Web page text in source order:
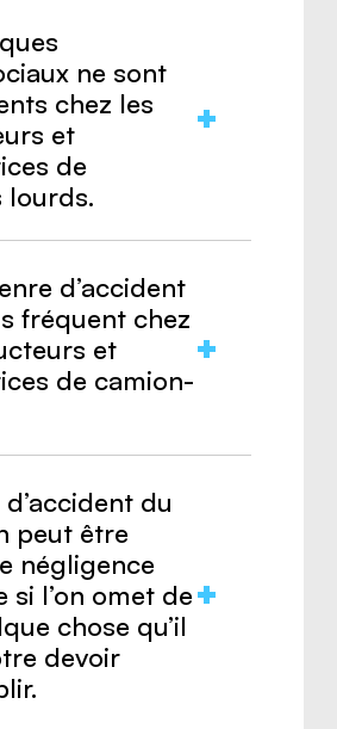
ne sont
chez les
et
de
lourds.
d’accident
fréquent chez
et
de camion-
du
peut être
négligence
si l’on omet de
chose qu’il
devoir